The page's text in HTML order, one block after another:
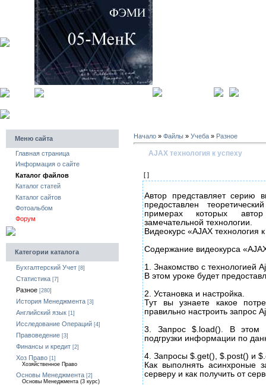
Меню сайта
Главная страница
Информация о сайте
Каталог файлов
Каталог статей
Каталог сайтов
Фотоальбом
Форум
Категории каталога
Бухгалтерский Учет [8]
Статистика [7]
Разное [280]
История Менеджмента [3]
Английский язык [1]
Исследование Операций [4]
Правоведение [3]
Финансы и кредит [2]
Хоз Право [1]
Хозяйственное Право
Основы Менеджмента [2]
Основы Менеджмента (3 курс)
Начало » Файлы » Учеба » Разное
AJAX технология к успеху
[ ]
Автор представляет серию
предоставлен
примерах которых
замечательной технологии.
Видеокурс «AJAX технология
Содержание видеокурса
1. Знакомство с технологией
В этом уроке будет
2. Установка и настройка.
Тут вы узнаете какое
правильно настроить запрос
3. Запрос $.load(). В этом
подгрузки информации по
4. Запросы $.get(), $.post() и
Как выполнять асинхроные
серверу и как получить от